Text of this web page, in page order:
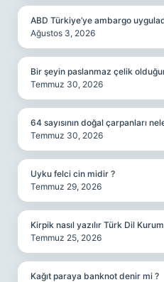
ABD Türkiye’ye ambargo
Ağustos 3, 2026
Bir şeyin paslanmaz çelik
Temmuz 30, 2026
64 sayısının doğal çarpanları
Temmuz 30, 2026
Uyku felci cin midir ?
Temmuz 29, 2026
Kirpik nasıl yazılır Türk Dil
Temmuz 25, 2026
Kağıt paraya banknot denir mi ?